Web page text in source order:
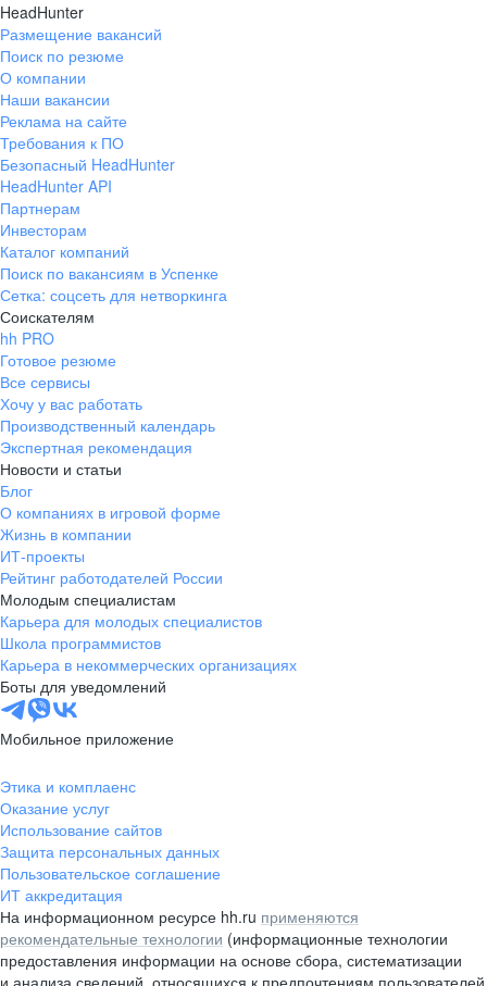
HeadHunter
Размещение вакансий
Поиск по резюме
О компании
Наши вакансии
Реклама на сайте
Требования к ПО
Безопасный HeadHunter
HeadHunter API
Партнерам
Инвесторам
Каталог компаний
Поиск по вакансиям в Успенке
Сетка: соцсеть для нетворкинга
Соискателям
hh PRO
Готовое резюме
Все сервисы
Хочу у вас работать
Производственный календарь
Экспертная рекомендация
Новости и статьи
Блог
О компаниях в игровой форме
Жизнь в компании
ИТ-проекты
Рейтинг работодателей России
Молодым специалистам
Карьера для молодых специалистов
Школа программистов
Карьера в некоммерческих организациях
Боты для уведомлений
Мобильное приложение
Этика и комплаенс
Оказание услуг
Использование сайтов
Защита персональных данных
Пользовательское соглашение
ИТ аккредитация
На информационном ресурсе hh.ru применяются
рекомендательные технологии (информационные технологии
предоставления информации на основе сбора, систематизации
и анализа сведений, относящихся к предпочтениям пользователей